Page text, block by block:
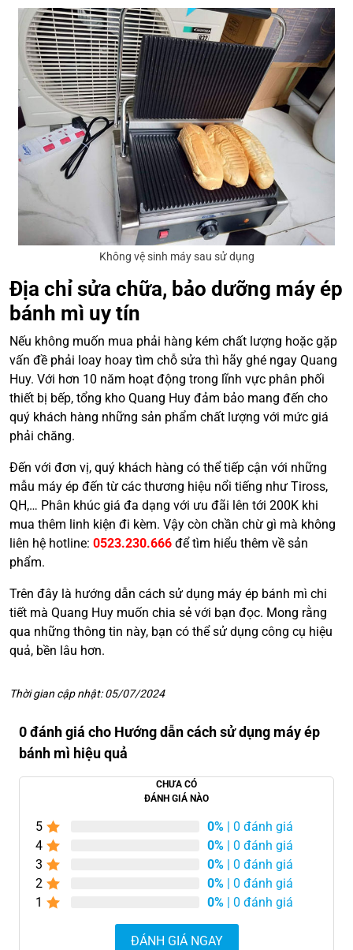
Không vệ sinh máy sau sử dụng
Địa chỉ sửa chữa, bảo dưỡng máy ép
bánh mì uy tín
Nếu không muốn mua phải hàng kém chất lượng hoặc gặp
vấn đề phải loay hoay tìm chỗ sửa thì hãy ghé ngay Quang
Huy. Với hơn 10 năm hoạt động trong lĩnh vực phân phối
thiết bị bếp, tổng kho Quang Huy đảm bảo mang đến cho
quý khách hàng những sản phẩm chất lượng với mức giá
phải chăng.
Đến với đơn vị, quý khách hàng có thể tiếp cận với những
mẫu máy ép đến từ các thương hiệu nổi tiếng như Tiross,
QH,… Phân khúc giá đa dạng với ưu đãi lên tới 200K khi
mua thêm linh kiện đi kèm. Vậy còn chần chừ gì mà không
liên hệ hotline: 0523.230.666 để tìm hiểu thêm về sản
phẩm.
Trên đây là hướng dẫn cách sử dụng máy ép bánh mì chi
tiết mà Quang Huy muốn chia sẻ với bạn đọc. Mong rằng
qua những thông tin này, bạn có thể sử dụng công cụ hiệu
quả, bền lâu hơn.
Thời gian cập nhật: 05/07/2024
0 đánh giá cho Hướng dẫn cách sử dụng máy ép
bánh mì hiệu quả
CHƯA CÓ
ĐÁNH GIÁ NÀO
5 0% | 0 đánh giá
4
0% | 0 đánh giá
3
0% | 0 đánh giá
2
0% | 0 đánh giá
1
0% | 0 đánh giá
ĐÁNH GIÁ NGAY